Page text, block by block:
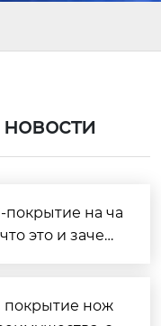
покрытие на ча
это и зачем
покрытие нож